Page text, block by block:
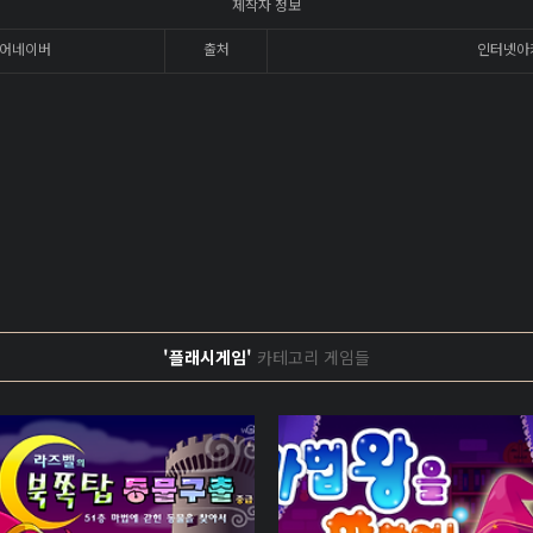
제작자 정보
네이버 출처 인터넷
'플래시게임' 카테고리 게임들